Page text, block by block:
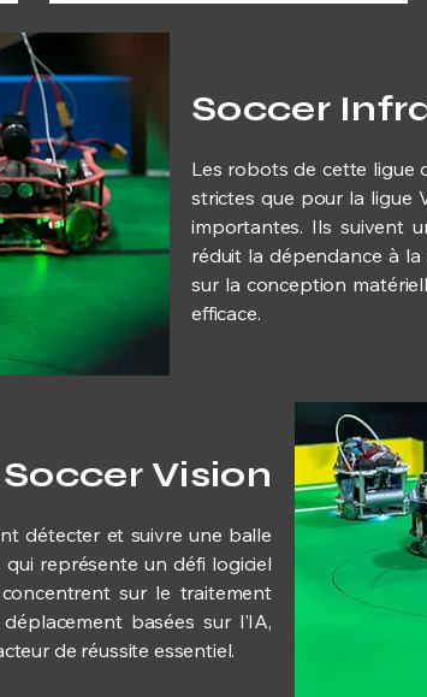
Soccer
Les robots de cette ligue
strictes que pour la ligue
importantes. Ils suivent
réduit la dépendance à
sur la conception
efficace.
Soccer Vision
détecter et suivre une balle
représente un défi logiciel
sur le traitement
basées sur l'IA,
de réussite essentiel.